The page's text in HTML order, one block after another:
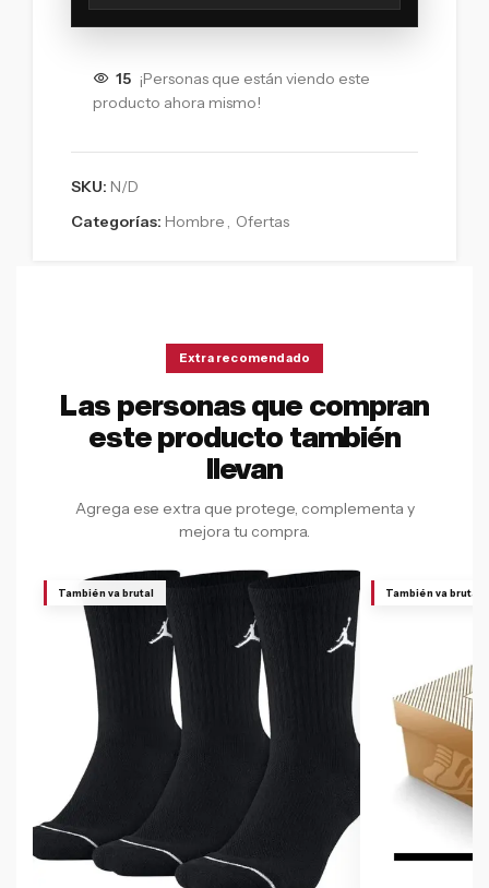
15 ¡Personas que están viendo este
producto ahora mismo!
SKU: N/D
Categorías: Hombre , Ofertas
Extra recomendado
Las personas que compran
este producto también
llevan
Agrega ese extra que protege, complementa y
mejora tu compra.
También va brutal También va brutal